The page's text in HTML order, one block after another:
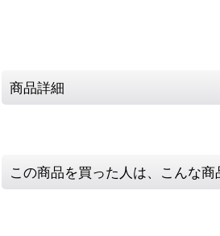
商品詳細
この商品を買った人は、こんな